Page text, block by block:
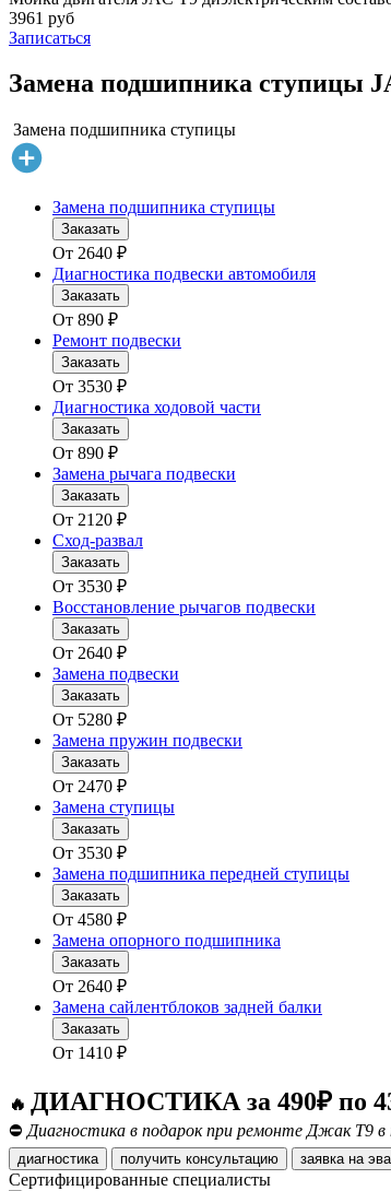
3961 руб
Записаться
Замена подшипника ступицы
Замена подшипника ступицы
Замена подшипника ступицы
Заказать
От 2640 ₽
Диагностика подвески автомобиля
Заказать
От 890 ₽
Ремонт подвески
Заказать
От 3530 ₽
Диагностика ходовой части
Заказать
От 890 ₽
Замена рычага подвески
Заказать
От 2120 ₽
Сход-развал
Заказать
От 3530 ₽
Восстановление рычагов подвески
Заказать
От 2640 ₽
Замена подвески
Заказать
От 5280 ₽
Замена пружин подвески
Заказать
От 2470 ₽
Замена ступицы
Заказать
От 3530 ₽
Замена подшипника передней ступицы
Заказать
От 4580 ₽
Замена опорного подшипника
Заказать
От 2640 ₽
Замена сайлентблоков задней балки
Заказать
От 1410 ₽
🔥 ДИАГНОСТИКА за 490₽ по
⛔ Диагностика в подарок при ремонте Джак Т9 в
диагностика получить консультацию
Сертифицированные специалисты